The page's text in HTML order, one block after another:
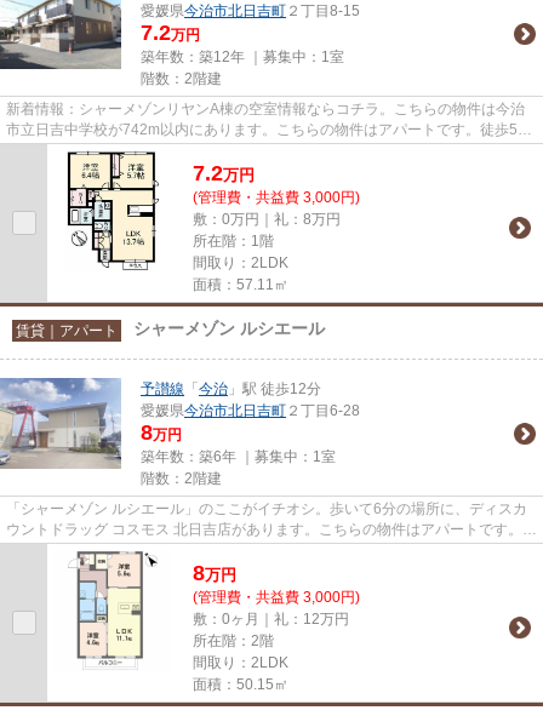
愛媛県今治市北日吉町 ２丁目8-15
7.2万円
築年数：築12年 ｜募集中： 1室
階数：2階建
新着情報：シャーメゾンリヤンA棟の空室情報ならコチラ。こちらの物件は今治
市立日吉中学校が742m以内にあります。こちらの物件はアパートです。徒歩5分
で駅にアクセスできる物件です...
7.2万円
(管理費・共益費 3,000円)
敷：0万円｜礼：8万円
所在階：1階
間取り：2LDK
面積：57.11㎡
賃貸｜アパート シャーメゾン ルシエール
予讃線 「 今治 」駅 徒歩12分
愛媛県今治市北日吉町 ２丁目6-28
8万円
築年数：築6年 ｜募集中： 1室
階数：2階建
「シャーメゾン ルシエール」のここがイチオシ。歩いて6分の場所に、ディスカ
ウントドラッグ コスモス 北日吉店があります。こちらの物件はアパートです。徒
歩12分で駅へのアクセスが...
8万円
(管理費・共益費 3,000円)
敷：0ヶ月｜礼：12万円
所在階：2階
間取り：2LDK
面積：50.15㎡